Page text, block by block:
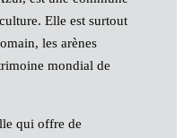
Elle est surtout
les arènes
mondial de
qui offre de